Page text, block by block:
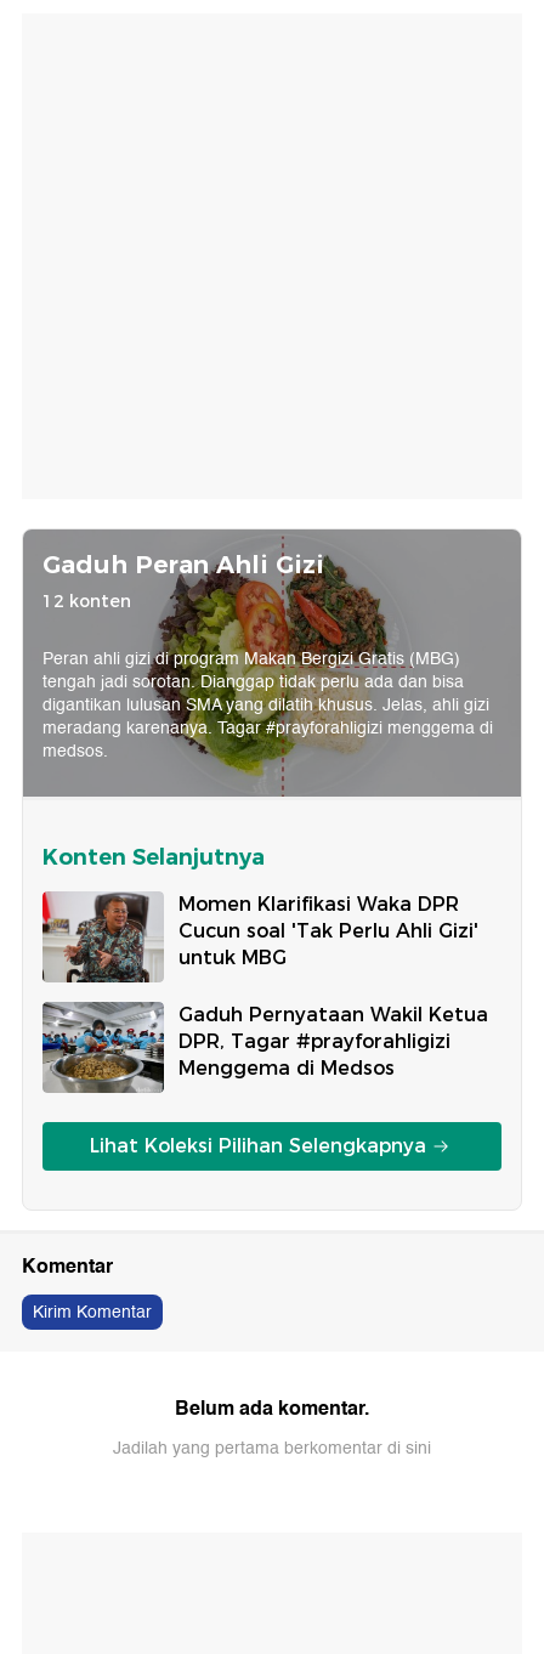
Gaduh Peran Ahli Gizi
12 konten
Peran ahli gizi di program Makan Bergizi Gratis (MBG)
tengah jadi sorotan. Dianggap tidak perlu ada dan bisa
digantikan lulusan SMA yang dilatih khusus. Jelas, ahli gizi
meradang karenanya. Tagar #prayforahligizi menggema di
medsos.
Konten Selanjutnya
Momen Klarifikasi Waka DPR
Cucun soal 'Tak Perlu Ahli Gizi'
untuk MBG
Gaduh Pernyataan Wakil Ketua
DPR, Tagar #prayforahligizi
Menggema di Medsos
Lihat Koleksi Pilihan Selengkapnya
Komentar
Kirim Komentar
Belum ada komentar.
Jadilah yang pertama berkomentar di sini